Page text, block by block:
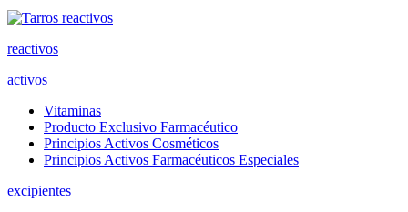
reactivos
activos
Vitaminas
Producto Exclusivo Farmacéutico
Principios Activos Cosméticos
Principios Activos Farmacéuticos Especiales
excipientes